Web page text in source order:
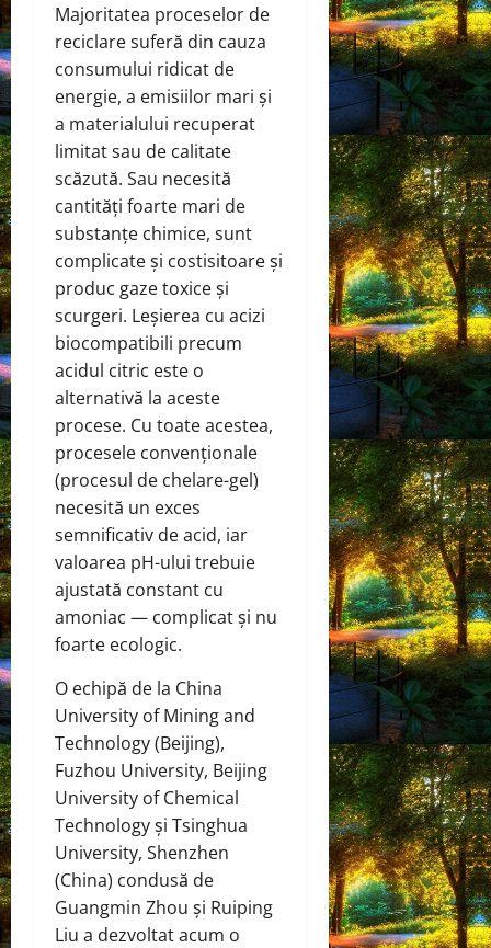
Majoritatea proceselor de
reciclare suferă din cauza
consumului ridicat de
energie, a emisiilor mari și
a materialului recuperat
limitat sau de calitate
scăzută. Sau necesită
cantități foarte mari de
substanțe chimice, sunt
complicate și costisitoare și
produc gaze toxice și
scurgeri. Leșierea cu acizi
biocompatibili precum
acidul citric este o
alternativă la aceste
procese. Cu toate acestea,
procesele convenționale
(procesul de chelare-gel)
necesită un exces
semnificativ de acid, iar
valoarea pH-ului trebuie
ajustată constant cu
amoniac — complicat și nu
foarte ecologic.
O echipă de la China
University of Mining and
Technology (Beijing),
Fuzhou University, Beijing
University of Chemical
Technology și Tsinghua
University, Shenzhen
(China) condusă de
Guangmin Zhou și Ruiping
Liu a dezvoltat acum o